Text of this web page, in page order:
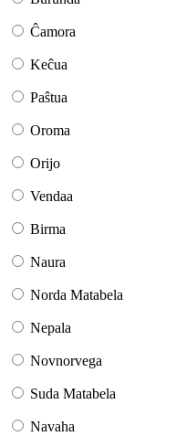
Ĉamora
Keĉua
Paŝtua
Oroma
Orijo
Vendaa
Birma
Naura
Norda Matabela
Nepala
Novnorvega
Suda Matabela
Navaha